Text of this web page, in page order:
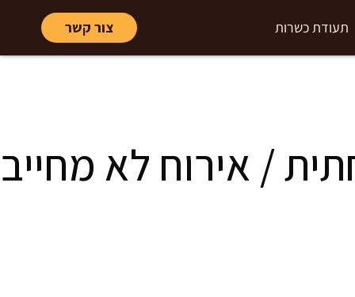
תעודת כשרות צור קשר
/ אירוח לא מחייב